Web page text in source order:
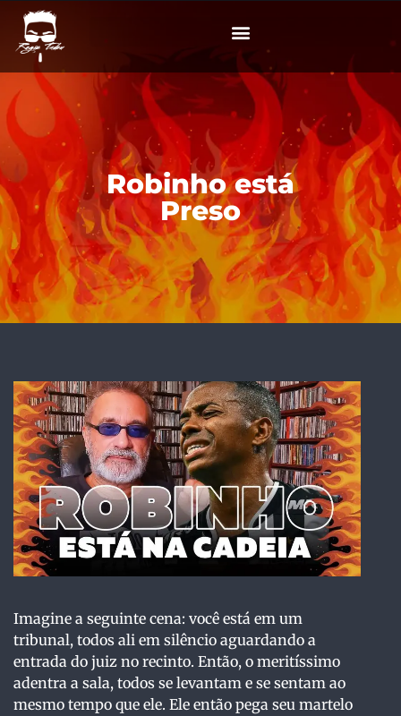
Robinho está
Preso
Imagine a seguinte cena: você está em um
tribunal, todos ali em silêncio aguardando a
entrada do juiz no recinto. Então, o meritíssimo
adentra a sala, todos se levantam e se sentam ao
mesmo tempo que ele. Ele então pega seu martelo